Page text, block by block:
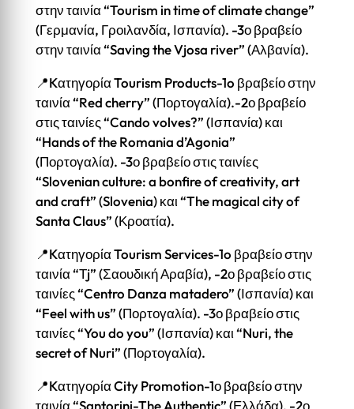
στην ταινία “Tourism in time of climate change”
(Γερμανία, Γροιλανδία, Ισπανία). -3ο βραβείο
στην ταινία “Saving the Vjosa river” (Αλβανία).
📍Kατηγορία Tourism Products-1o βραβείο στην
ταινία “Red cherry” (Πορτογαλία).-2ο βραβείο
στις ταινίες “Cando volves?” (Ισπανία) και
“Hands of the Romania d’Agonia”
(Πορτογαλία). -3ο βραβείο στις ταινίες
“Slovenian culture: a bonfire of creativity, art
and craft” (Slovenia) και “The magical city of
Santa Claus” (Κροατία).
📍Kατηγορία Tourism Services-1o βραβείο στην
ταινία “Τj” (Σαουδική Αραβία), -2ο βραβείο στις
ταινίες “Centro Danza matadero” (Ισπανία) και
“Feel with us” (Πορτογαλία). -3ο βραβείο στις
ταινίες “You do you” (Ισπανία) και “Nuri, the
secret of Nuri” (Πορτογαλία).
📍Kατηγορία City Promotion-1ο βραβείο στην